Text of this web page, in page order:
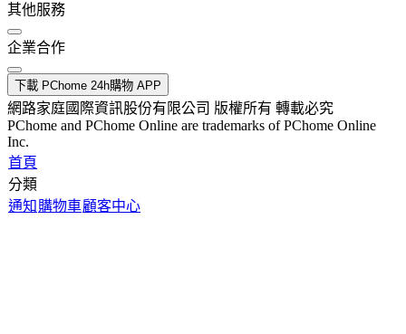
其他服務
企業合作
下載 PChome 24h購物 APP
網路家庭國際資訊股份有限公司 版權所有 轉載必究
PChome and PChome Online are trademarks of PChome Online
Inc.
首頁
分類
通知 購物車顧客中心